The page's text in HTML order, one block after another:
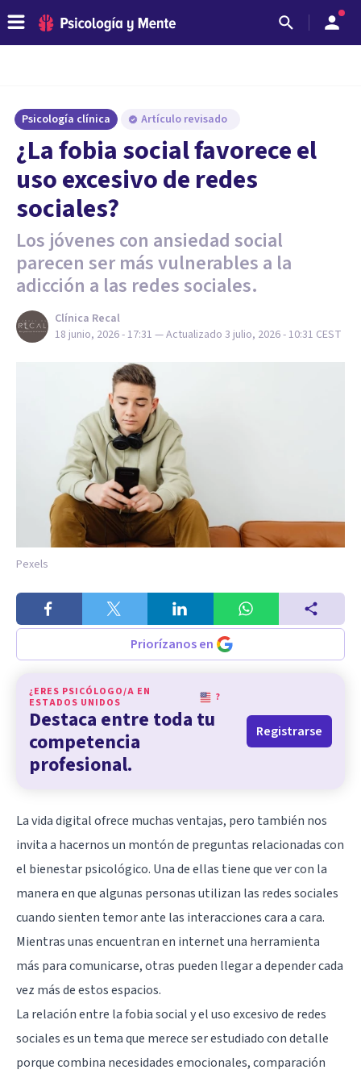
Psicología clínica Artículo revisado
¿La fobia social favorece el
uso excesivo de redes
sociales?
Los jóvenes con ansiedad social
parecen ser más vulnerables a la
adicción a las redes sociales.
Clínica Recal
18 junio, 2026 - 17:31 — Actualizado 3 julio, 2026 - 10:31 CEST
Pexels
Priorízanos en
¿ERES PSICÓLOGO/A EN
ESTADOS UNIDOS
?
Destaca entre toda tu
competencia
profesional.
Registrarse
La vida digital ofrece muchas ventajas, pero también nos
invita a hacernos un montón de preguntas relacionadas con
el bienestar psicológico. Una de ellas tiene que ver con la
manera en que algunas personas utilizan las redes sociales
cuando sienten temor ante las interacciones cara a cara.
Mientras unas encuentran en internet una herramienta
más para comunicarse, otras pueden llegar a depender cada
vez más de estos espacios.
La relación entre la fobia social y el uso excesivo de redes
sociales es un tema que merece ser estudiado con detalle
porque combina necesidades emocionales, comparación